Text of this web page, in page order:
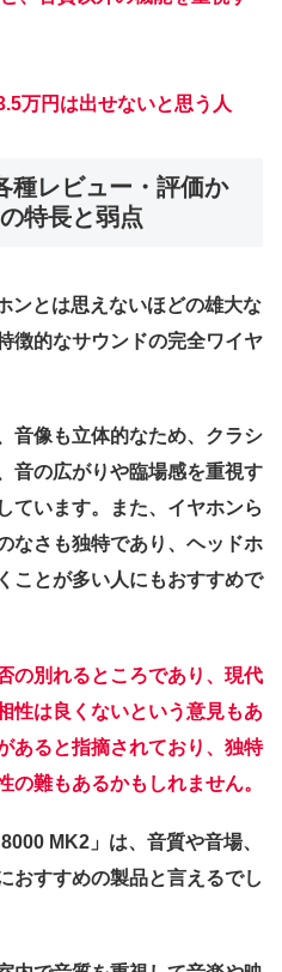
万円は出せないと思う人
レビュー・評価か
特長と弱点
ンとは思えないほどの雄大な
徴的なサウンドの完全ワイヤ
音像も立体的なため、クラシ
音の広がりや臨場感を重視す
ています。また、イヤホンら
なさも独特であり、ヘッドホ
ことが多い人にもおすすめで
の別れるところであり、現代
性は良くないという意見もあ
あると指摘されており、独特
の難もあるかもしれません。
MK2」は、音質や音場、
おすすめの製品と言えるでし